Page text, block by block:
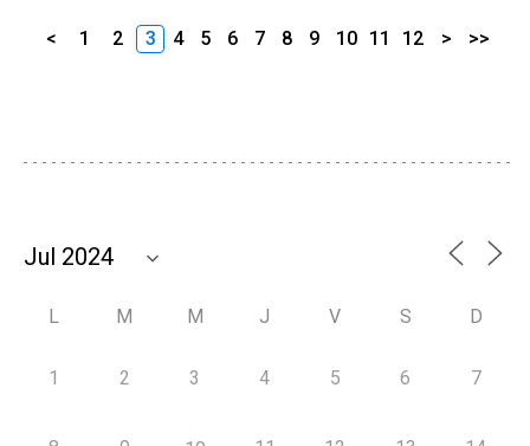
< 1 2 3 4 5 6 7 8 9 10 11 12 > >>
L M M J V S D
1 2 3 4 5 6 7